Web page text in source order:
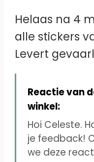
Helaas na 4
alle stickers
Levert
zoals losse
bedje, die
mondje wil
Reactie van
winkel:
Hoi Celeste.
je feedback!
we deze